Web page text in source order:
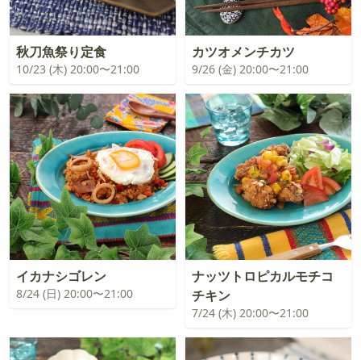
秋刀魚祭り定食
10/23 (木) 20:00〜21:00
カツオメンチカツ
9/26 (金) 20:00〜21:00
イカナシゴレン
8/24 (日) 20:00〜21:00
ナッツトロピカルモチコ
チキン
7/24 (木) 20:00〜21:00